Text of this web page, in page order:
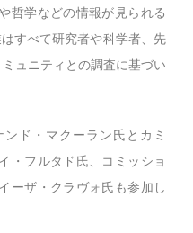
哲学などの情報が見られる
すべて研究者や科学者、先
ュニティとの調査に基づい
ド・マクーラン氏とカミ
・フルタド氏、コミッショ
ーザ・クラヴォ氏も参加し